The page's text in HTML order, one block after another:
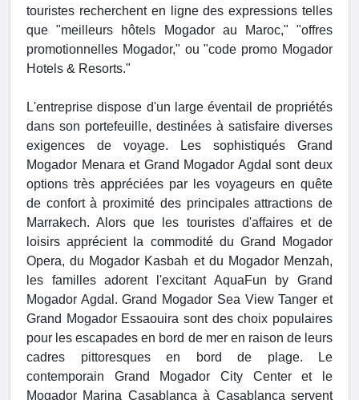
touristes recherchent en ligne des expressions telles
que "meilleurs hôtels Mogador au Maroc," "offres
promotionnelles Mogador," ou "code promo Mogador
Hotels & Resorts."
L'entreprise dispose d'un large éventail de propriétés
dans son portefeuille, destinées à satisfaire diverses
exigences de voyage. Les sophistiqués Grand
Mogador Menara et Grand Mogador Agdal sont deux
options très appréciées par les voyageurs en quête
de confort à proximité des principales attractions de
Marrakech. Alors que les touristes d'affaires et de
loisirs apprécient la commodité du Grand Mogador
Opera, du Mogador Kasbah et du Mogador Menzah,
les familles adorent l'excitant AquaFun by Grand
Mogador Agdal. Grand Mogador Sea View Tanger et
Grand Mogador Essaouira sont des choix populaires
pour les escapades en bord de mer en raison de leurs
cadres pittoresques en bord de plage. Le
contemporain Grand Mogador City Center et le
Mogador Marina Casablanca à Casablanca servent